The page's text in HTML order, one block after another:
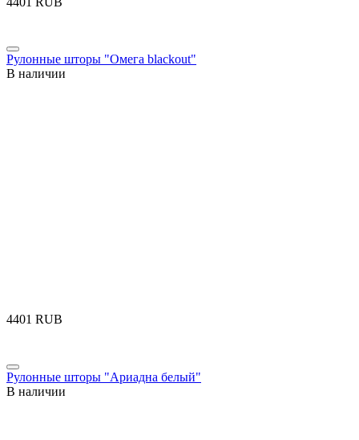
Рулонные шторы "Омега blackout"
В наличии
‍4401‍ RUB
Рулонные шторы "Ариадна белый"
В наличии